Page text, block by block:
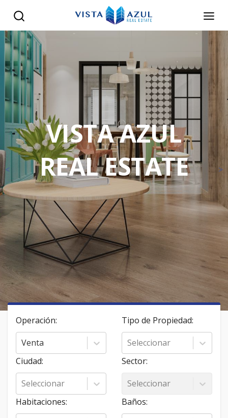
VISTA AZUL
REAL ESTATE
Operación:
Venta
Tipo de Propiedad:
Seleccionar
Ciudad:
Seleccionar
Sector:
Seleccionar
Habitaciones:
Baños: